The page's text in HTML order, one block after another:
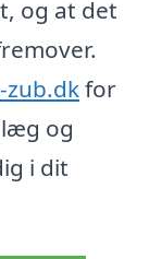
og at det
for
og
i dit